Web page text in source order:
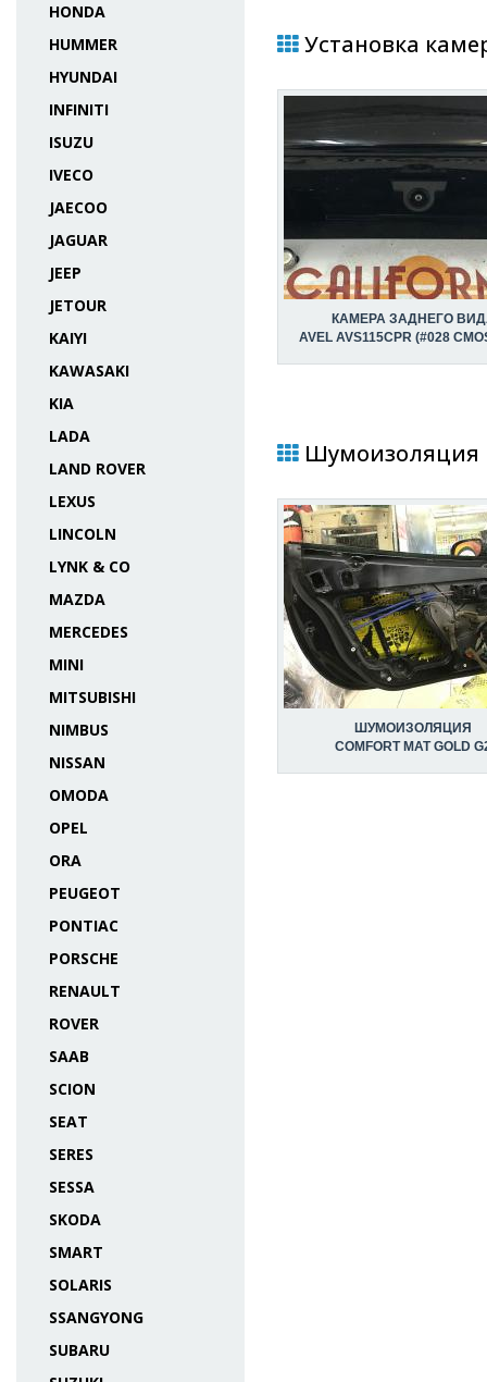
HONDA
HUMMER
HYUNDAI
INFINITI
ISUZU
IVECO
JAECOO
JAGUAR
JEEP
JETOUR
KAIYI
KAWASAKI
KIA
LADA
LAND ROVER
LEXUS
LINCOLN
LYNK & CO
MAZDA
MERCEDES
MINI
MITSUBISHI
NIMBUS
NISSAN
OMODA
OPEL
ORA
PEUGEOT
PONTIAC
PORSCHE
RENAULT
ROVER
SAAB
SCION
SEAT
SERES
SESSA
SKODA
SMART
SOLARIS
SSANGYONG
SUBARU
Установка
КАМЕРА ЗАДНЕГО
AVEL AVS115CPR (#028
Шумоизоляция
ШУМОИЗОЛЯЦИЯ
COMFORT MAT GOLD